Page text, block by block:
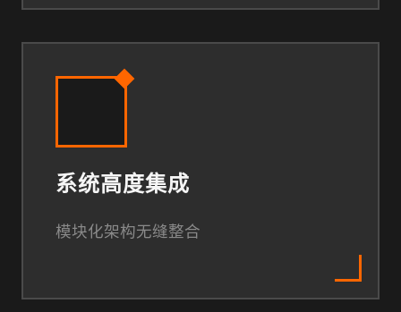
系统高度集成
模块化架构无缝整合